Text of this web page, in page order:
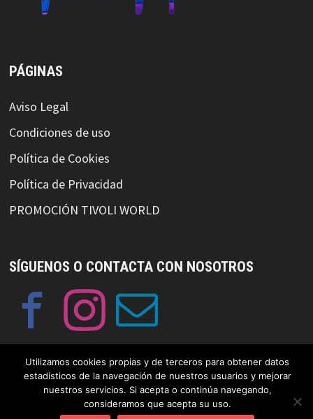
PÁGINAS
Aviso Legal
Condiciones de uso
Política de Cookies
Política de Privacidad
PROMOCIÓN TIVOLI WORLD
SÍGUENOS O CONTACTA CON NOSOTROS
© Copyright GayFriendlySpain 2019 Funciona conWordPressy
Utilizamos cookies propias y de terceros para obtener datos
estadísticos de la navegación de nuestros usuarios y mejorar
nuestros servicios. Si acepta o continúa navegando,
consideramos que acepta su uso.